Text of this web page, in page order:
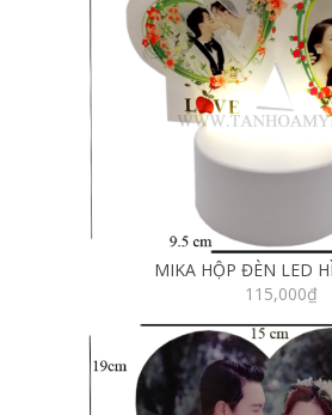
MIKA HỘP ĐÈN LED
115,000₫